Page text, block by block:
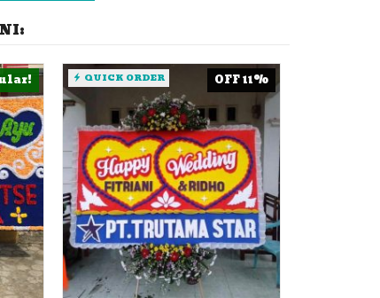
OFF 11%
QUICK ORDER